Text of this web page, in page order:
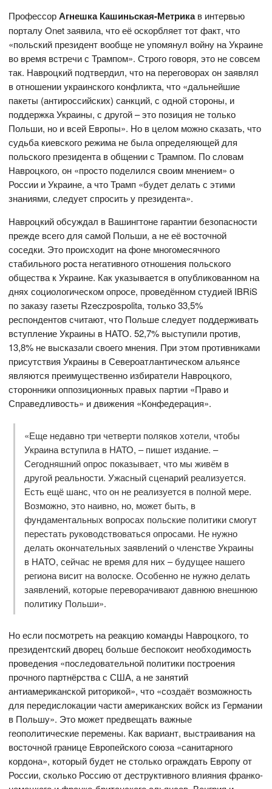
ПрофессорАгнешка Кашиньская-Метрикав интервью
порталу Onet заявила, что её оскорбляет тот факт, что
«польский президент вообще не упомянул войну на Украине
во время встречи с Трампом». Строго говоря, это не совсем
так. Навроцкий подтвердил, что на переговорах он заявлял
в отношении украинского конфликта, что «дальнейшие
пакеты (антироссийских) санкций, с одной стороны, и
поддержка Украины, с другой – это позиция не только
Польши, но и всей Европы». Но в целом можно сказать, что
судьба киевского режима не была определяющей для
польского президента в общении с Трампом. По словам
Навроцкого, он «просто поделился своим мнением» о
России и Украине, а что Трамп «будет делать с этими
знаниями, следует спросить у президента».
Навроцкий обсуждал в Вашингтоне гарантии безопасности
прежде всего для самой Польши, а не её восточной
соседки. Это происходит на фоне многомесячного
стабильного роста негативного отношения польского
общества к Украине. Как указывается в опубликованном на
днях социологическом опросе, проведённом студией IBRiS
по заказу газеты Rzeczpospolita, только 33,5%
респондентов считают, что Польше следует поддерживать
вступление Украины в НАТО. 52,7% выступили против,
13,8% не высказали своего мнения. При этом противниками
присутствия Украины в Североатлантическом альянсе
являются преимущественно избиратели Навроцкого,
сторонники оппозиционных правых партии «Право и
Справедливость» и движения «Конфедерация».
«Еще недавно три четверти поляков хотели, чтобы
Украина вступила в НАТО, – пишет издание. –
Сегодняшний опрос показывает, что мы живём в
другой реальности. Ужасный сценарий реализуется.
Есть ещё шанс, что он не реализуется в полной мере.
Возможно, это наивно, но, может быть, в
фундаментальных вопросах польские политики смогут
перестать руководствоваться опросами. Не нужно
делать окончательных заявлений о членстве Украины
в НАТО, сейчас не время для них – будущее нашего
региона висит на волоске. Особенно не нужно делать
заявлений, которые переворачивают давнюю внешнюю
политику Польши».
Но если посмотреть на реакцию команды Навроцкого, то
президентский дворец больше беспокоит необходимость
проведения «последовательной политики построения
прочного партнёрства с США, а не занятий
антиамериканской риторикой», что «создаёт возможность
для передислокации части американских войск из Германии
в Польшу». Это может предвещать важные
геополитические перемены. Как вариант, выстраивания на
восточной границе Европейского союза «санитарного
кордона», который будет не столько ограждать Европу от
России, сколько Россию от деструктивного влияния франко-